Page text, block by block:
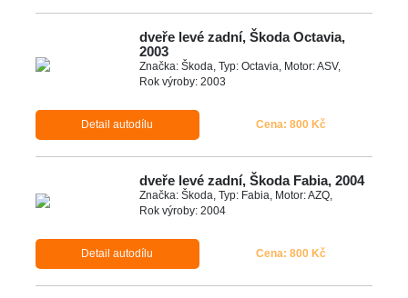
dveře levé zadní, Škoda Octavia,
2003
Značka: Škoda, Typ: Octavia, Motor: ASV,
Rok výroby: 2003
Detail autodílu Cena: 800 Kč
dveře levé zadní, Škoda Fabia, 2004
Značka: Škoda, Typ: Fabia, Motor: AZQ,
Rok výroby: 2004
Detail autodílu Cena: 800 Kč